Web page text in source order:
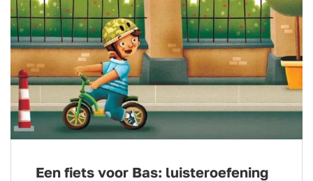
Een fiets voor Bas: luisteroefening